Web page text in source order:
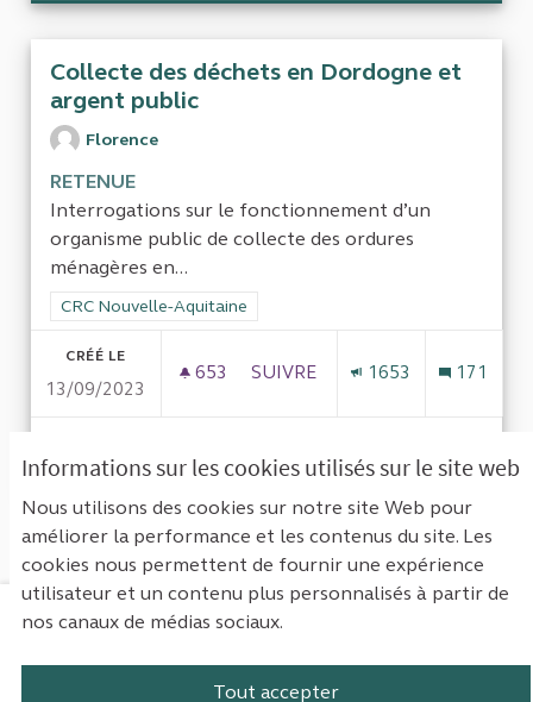
Informations sur les cookies utilisés sur le site web
Nous utilisons des cookies sur notre site Web pour
améliorer la performance et les contenus du site. Les
cookies nous permettent de fournir une expérience
utilisateur et un contenu plus personnalisés à partir de
nos canaux de médias sociaux.
Tout accepter
Collecte des déchets en Dordogne et
argent public
Florence
RETENUE
Interrogations sur le fonctionnement d’un
organisme public de collecte des ordures
ménagères en...
Filtrer les résultats de la catégorie : CRC Nouvelle-Aquitaine
CRC Nouvelle-Aquitaine
CRÉÉ LE
13/09/2023
653 653 ABONNÉS
SUIVRE
1653 171
VOIR LA PROPOSITION
Voir toutes les propositions retirées
Mentions légales
Paramètres des cookies